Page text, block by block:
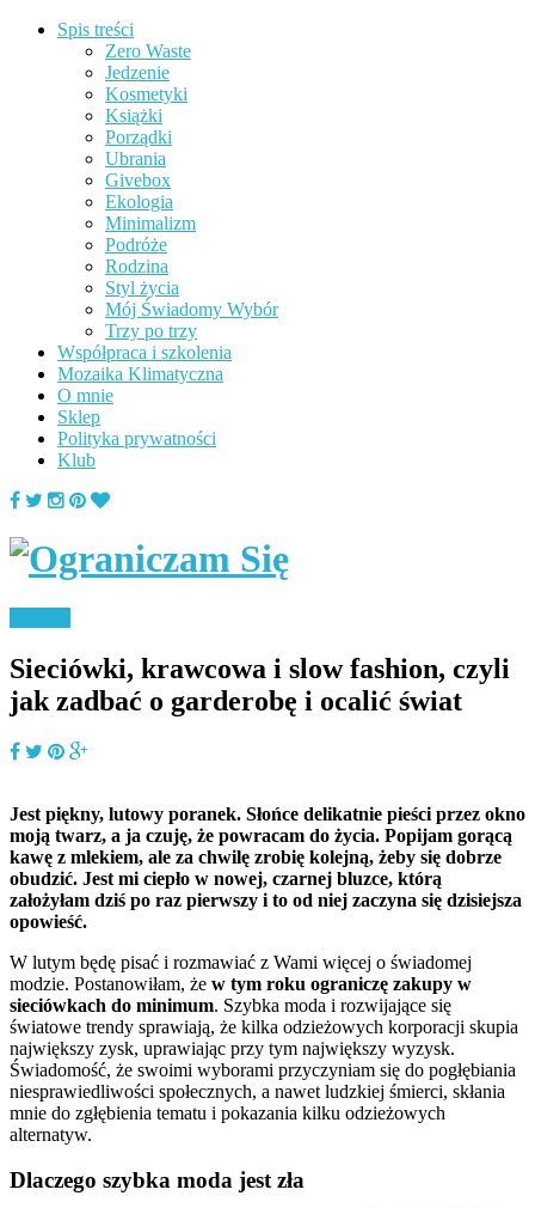
Spis treści
Zero Waste
Jedzenie
Kosmetyki
Książki
Porządki
Ubrania
Givebox
Ekologia
Minimalizm
Podróże
Rodzina
Styl życia
Mój Świadomy Wybór
Trzy po trzy
Współpraca i szkolenia
Mozaika Klimatyczna
O mnie
Sklep
Polityka prywatności
Klub
Sieciówki, krawcowa i slow fashion, czyli
jak zadbać o garderobę i ocalić świat
Jest piękny, lutowy poranek. Słońce delikatnie pieści przez okno
moją twarz, a ja czuję, że powracam do życia. Popijam gorącą
kawę z mlekiem, ale za chwilę zrobię kolejną, żeby się dobrze
obudzić. Jest mi ciepło w nowej, czarnej bluzce, którą
założyłam dziś po raz pierwszy i to od niej zaczyna się dzisiejsza
opowieść.
W lutym będę pisać i rozmawiać z Wami więcej o świadomej
modzie. Postanowiłam, że w tym roku ograniczę zakupy w
sieciówkach do minimum. Szybka moda i rozwijające się
światowe trendy sprawiają, że kilka odzieżowych korporacji skupia
największy zysk, uprawiając przy tym największy wyzysk.
Świadomość, że swoimi wyborami przyczyniam się do pogłębiania
niesprawiedliwości społecznych, a nawet ludzkiej śmierci, skłania
mnie do zgłębienia tematu i pokazania kilku odzieżowych
alternatyw.
Dlaczego szybka moda jest zła